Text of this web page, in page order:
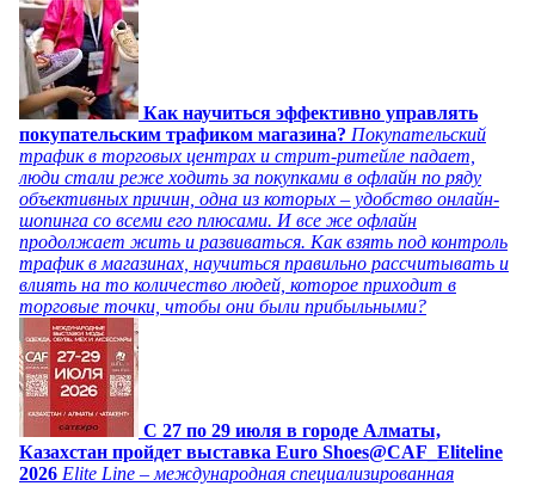
Как научиться эффективно управлять
покупательским трафиком магазина? Покупательский
трафик в торговых центрах и стрит-ритейле падает,
люди стали реже ходить за покупками в офлайн по ряду
объективных причин, одна из которых – удобство онлайн-
шопинга со всеми его плюсами. И все же офлайн
продолжает жить и развиваться. Как взять под контроль
трафик в магазинах, научиться правильно рассчитывать и
влиять на то количество людей, которое приходит в
торговые точки, чтобы они были прибыльными?
C 27 по 29 июля в городе Алматы,
Казахстан пройдет выставка Euro Shoes@CAF_Eliteline
2026 Elite Line – международная специализированная